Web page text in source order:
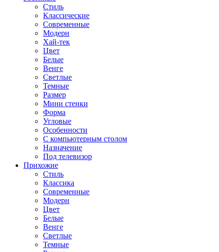
Стиль
Классические
Современные
Модерн
Хай-тек
Цвет
Белые
Венге
Светлые
Темные
Размер
Мини стенки
Форма
Угловые
Особенности
С компьютерным столом
Назначение
Под телевизор
Прихожие
Стиль
Классика
Современные
Модерн
Цвет
Белые
Венге
Светлые
Темные